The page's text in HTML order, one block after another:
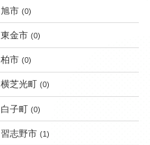
旭市 (0)
東金市 (0)
柏市 (0)
横芝光町 (0)
白子町 (0)
習志野市 (1)